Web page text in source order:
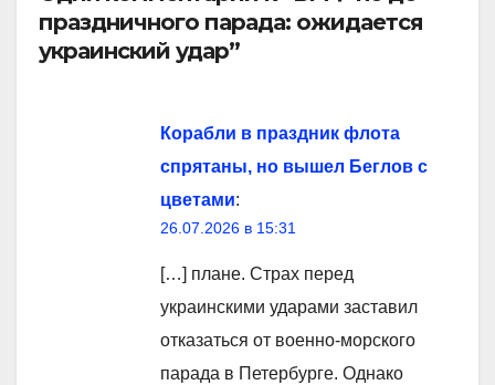
праздничного парада: ожидается
украинский удар”
Корабли в праздник флота
спрятаны, но вышел Беглов с
цветами:
26.07.2026 в 15:31
[…] плане. Страх перед
украинскими ударами заставил
отказаться от военно-морского
парада в Петербурге. Однако